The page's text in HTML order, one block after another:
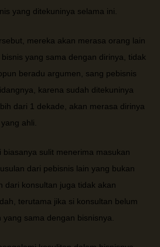
yang ditekuninya selama ini.
mereka akan merasa orang lain
yang sama dengan dirinya, tidak
beradu argumen, sang pebisnis
karena sudah ditekuninya
dari 1 dekade, akan merasa dirinya
ahli.
biasanya sulit menerima masukan
dari pebisnis lain yang bukan
dari konsultan juga tidak akan
terutama jika si konsultan belum
sama dengan bisnisnya.